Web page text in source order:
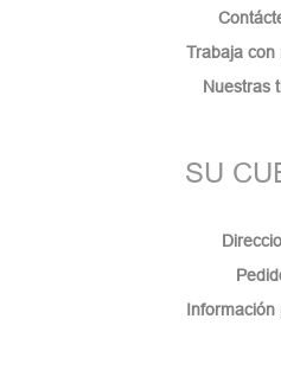
Trabaja con
Nuestras
SU
Información